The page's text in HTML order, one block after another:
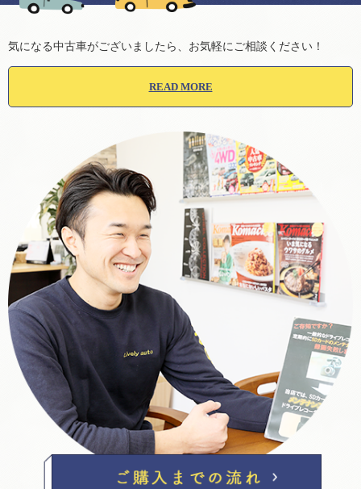
気になる中古車がございましたら、お気軽にご相談ください！
READ MORE